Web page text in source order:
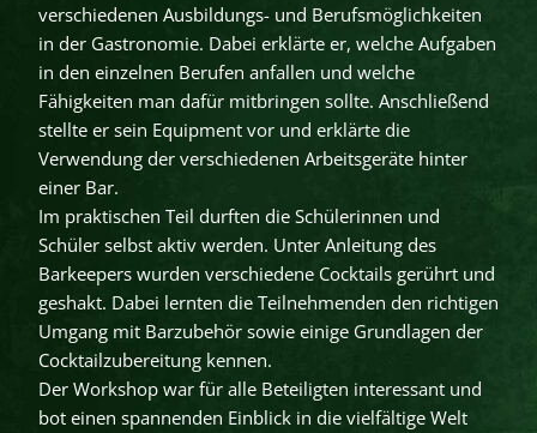
verschiedenen Ausbildungs- und Berufsmöglichkeiten
in der Gastronomie. Dabei erklärte er, welche Aufgaben
in den einzelnen Berufen anfallen und welche
Fähigkeiten man dafür mitbringen sollte. Anschließend
stellte er sein Equipment vor und erklärte die
Verwendung der verschiedenen Arbeitsgeräte hinter
einer Bar.
Im praktischen Teil durften die Schülerinnen und
Schüler selbst aktiv werden. Unter Anleitung des
Barkeepers wurden verschiedene Cocktails gerührt und
geshakt. Dabei lernten die Teilnehmenden den richtigen
Umgang mit Barzubehör sowie einige Grundlagen der
Cocktailzubereitung kennen.
Der Workshop war für alle Beteiligten interessant und
bot einen spannenden Einblick in die vielfältige Welt